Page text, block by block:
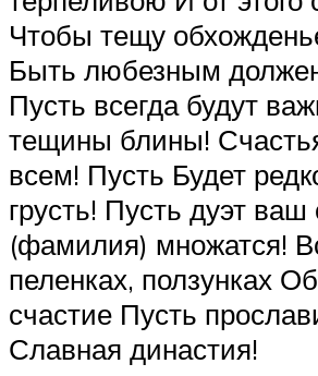
Чтобы тещу
Быть любезным
Пусть всегда будут
тещины блины!
всем! Пусть Будет
грусть! Пусть дуэт ваш
(фамилия) множатся!
пеленках, ползунках
счастие Пусть
Славная династия!